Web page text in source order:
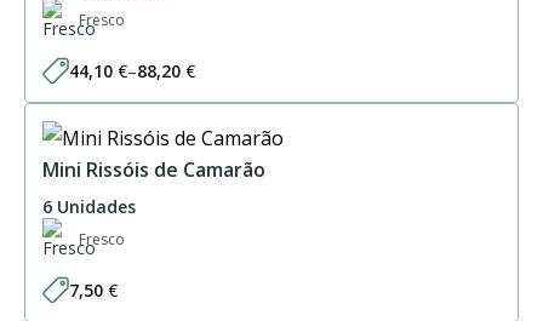
Fresco
44,10 €–88,20 €
Price
range:
through
88,20 €
Mini Rissóis de Camarão
6 Unidades
Fresco
7,50 €